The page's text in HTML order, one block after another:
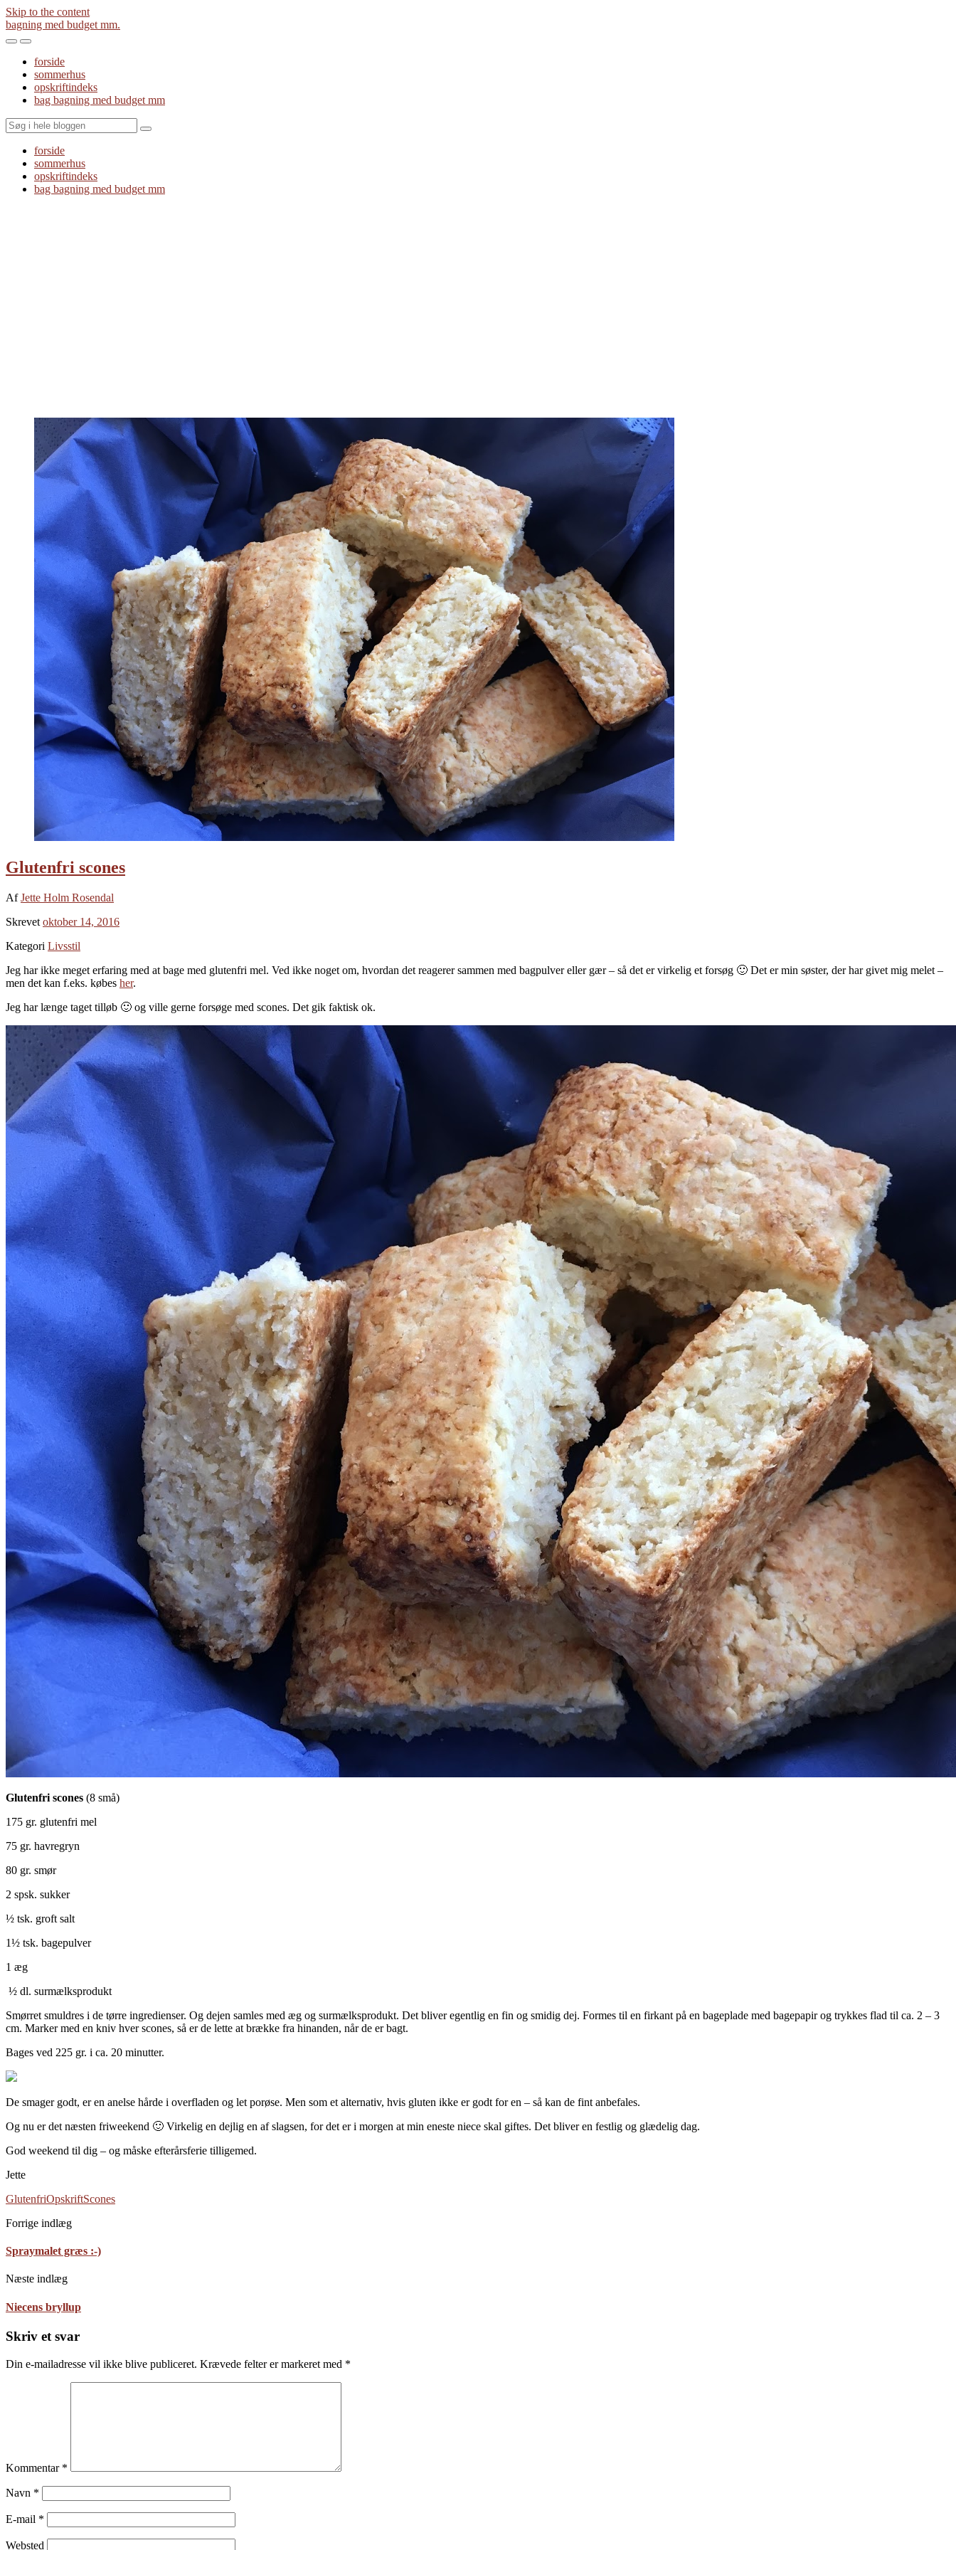
Skip to the content
bagning med budget mm.
Toggle
mobile
menu
Toggle
the
search
field
forside
sommerhus
opskriftindeks
bag bagning med budget mm
Search
forside
sommerhus
opskriftindeks
bag bagning med budget mm
Glutenfri scones
AfJette Holm Rosendal
Skrevet oktober 14, 2016
Kategori Livsstil
Jeg har ikke meget erfaring med at bage med glutenfri mel. Ved ikke noget om, hvordan det reagerer sammen med bagpulver eller gær – så det er virkelig et forsøg 🙂 Det er min søster, der har givet mig melet –
men det kan f.eks. købes her.
Jeg har længe taget tilløb 🙂 og ville gerne forsøge med scones. Det gik faktisk ok.
Glutenfri scones (8 små)
175 gr. glutenfri mel
75 gr. havregryn
80 gr. smør
2 spsk. sukker
½ tsk. groft salt
1½ tsk. bagepulver
1 æg
½ dl. surmælksprodukt
Smørret smuldres i de tørre ingredienser. Og dejen samles med æg og surmælksprodukt. Det bliver egentlig en fin og smidig dej. Formes til en firkant på en bageplade med bagepapir og trykkes flad til ca. 2 – 3
cm. Marker med en kniv hver scones, så er de lette at brække fra hinanden, når de er bagt.
Bages ved 225 gr. i ca. 20 minutter.
De smager godt, er en anelse hårde i overfladen og let porøse. Men som et alternativ, hvis gluten ikke er godt for en – så kan de fint anbefales.
Og nu er det næsten friweekend 🙂 Virkelig en dejlig en af slagsen, for det er i morgen at min eneste niece skal giftes. Det bliver en festlig og glædelig dag.
God weekend til dig – og måske efterårsferie tilligemed.
Jette
GlutenfriOpskriftScones
Forrige indlæg
Spraymalet græs :-)
Næste indlæg
Niecens bryllup
Skriv et svar
Din e-mailadresse vil ikke blive publiceret. Krævede felter er markeret med *
Kommentar *
Navn *
E-mail *
Websted